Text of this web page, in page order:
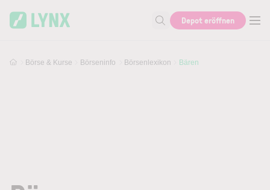
Suche nach Aktie, Autor...
Depot eröffnen
Börse & Kurse Börseninfo Börsenlexikon Bären